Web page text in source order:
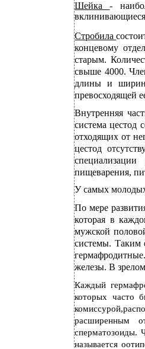
Шейка-
Стробила
концевому
старым.
свыше 4000.
длины и
превосходящей
Внутренняя
система цестод
отходящих от
цестод
пищеварения,
У самых
По мере
которая в
мужской
системы. Таким
железы. В
Каждый
которых часто
расширенным
сперматозоиды.
называется